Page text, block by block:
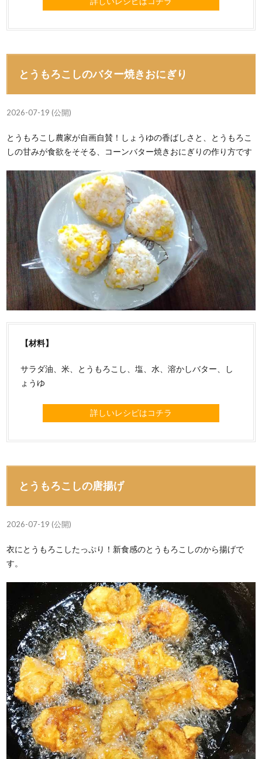
とうもろこしのバター焼きおにぎり
2026-07-19 (公開)
とうもろこし農家が自画自賛！しょうゆの香ばしさと、とうもろこ
しの甘みが食欲をそそる、コーンバター焼きおにぎりの作り方です
【材料】
サラダ油、米、とうもろこし、塩、水、溶かしバター、し
ょうゆ
詳しいレシピはコチラ
とうもろこしの唐揚げ
2026-07-19 (公開)
衣にとうもろこしたっぷり！新食感のとうもろこしのから揚げで
す。